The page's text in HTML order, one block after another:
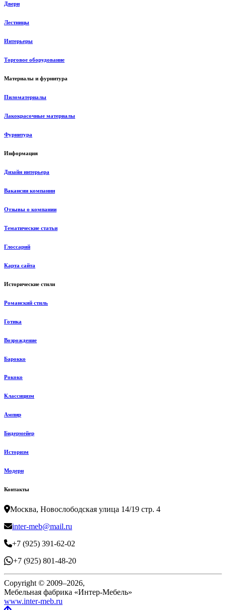
Двери
Лестницы
Интерьеры
Торговое оборудование
Материалы и фурнитура
Пиломатериалы
Лакокрасочные материалы
Фурнитура
Информация
Дизайн интерьера
Вакансии компании
Отзывы о компании
Тематические статьи
Глоссарий
Карта сайта
Исторические стили
Романский стиль
Готика
Возрождение
Барокко
Рококо
Классицизм
Ампир
Бидермейер
Историзм
Модерн
Контакты
Москва, Новослободская улица 14/19 стр. 4
inter-meb@mail.ru
+7 (925) 391-62-02
+7 (925) 801-48-20
Copyright © 2009–2026,
Мебельная фабрика «Интер-Мебель»
www.inter-meb.ru